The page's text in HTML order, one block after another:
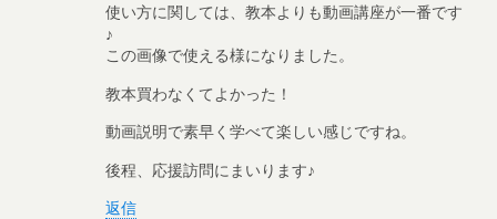
使い方に関しては、教本よりも動画講座が一番です
♪
この画像で使える様になりました。
教本買わなくてよかった！
動画説明で素早く学べて楽しい感じですね。
後程、応援訪問にまいります♪
返信